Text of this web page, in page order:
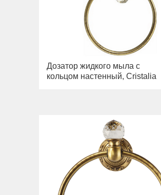
Дозатор жидкого мыла с
кольцом настенный, Cristalia